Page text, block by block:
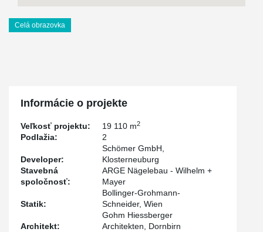
Celá obrazovka
Informácie o projekte
Veľkosť projektu: 19 110 m2
Podlažia: 2
Developer:
Schömer GmbH,
Klosterneuburg
Stavebná
spoločnosť:
ARGE Nägelebau - Wilhelm +
Mayer
Statik:
Bollinger-Grohmann-
Schneider, Wien
Architekt:
Gohm Hiessberger
Architekten, Dornbirn